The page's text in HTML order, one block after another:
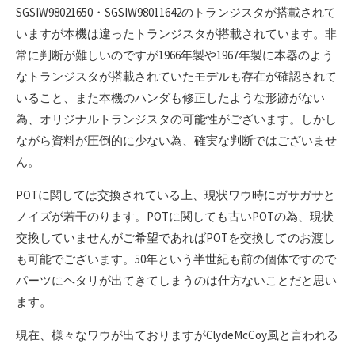
SGSIW98021650・SGSIW98011642のトランジスタが搭載されて
いますが本機は違ったトランジスタが搭載されています。非
常に判断が難しいのですが1966年製や1967年製に本器のよう
なトランジスタが搭載されていたモデルも存在が確認されて
いること、また本機のハンダも修正したような形跡がない
為、オリジナルトランジスタの可能性がございます。しかし
ながら資料が圧倒的に少ない為、確実な判断ではございませ
ん。
POTに関しては交換されている上、現状ワウ時にガサガサと
ノイズが若干のります。POTに関しても古いPOTの為、現状
交換していませんがご希望であればPOTを交換してのお渡し
も可能でございます。50年という半世紀も前の個体ですので
パーツにヘタリが出てきてしまうのは仕方ないことだと思い
ます。
現在、様々なワウが出ておりますがClydeMcCoy風と言われる